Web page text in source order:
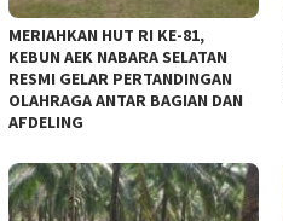
MERIAHKAN HUT RI KE-81,
KEBUN AEK NABARA SELATAN
RESMI GELAR PERTANDINGAN
OLAHRAGA ANTAR BAGIAN DAN
AFDELING